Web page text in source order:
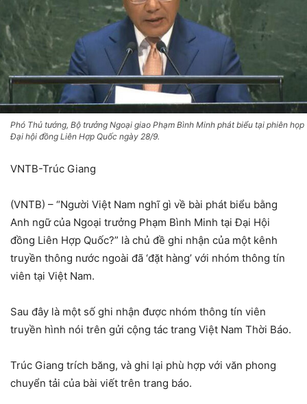
Phó Thủ tướng, Bộ trưởng Ngoại giao Phạm Bình Minh phát biểu tại phiên họp
Đại hội đồng Liên Hợp Quốc ngày 28/9.
VNTB-Trúc Giang
(VNTB) – “Người Việt Nam nghĩ gì về bài phát biểu bằng
Anh ngữ của Ngoại trưởng Phạm Bình Minh tại Đại Hội
đồng Liên Hợp Quốc?” là chủ đề ghi nhận của một kênh
truyền thông nước ngoài đã ‘đặt hàng’ với nhóm thông tín
viên tại Việt Nam.
Sau đây là một số ghi nhận được nhóm thông tín viên
truyền hình nói trên gửi cộng tác trang Việt Nam Thời Báo.
Trúc Giang trích băng, và ghi lại phù hợp với văn phong
chuyển tải của bài viết trên trang báo.